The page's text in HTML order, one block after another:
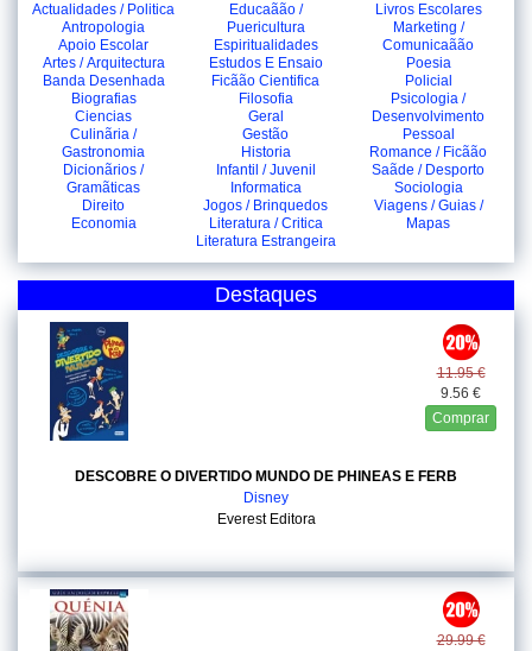
Actualidades / Politica
Antropologia
Apoio Escolar
Artes / Arquitectura
Banda Desenhada
Biografias
Ciencias
Culinãria /
Gastronomia
Dicionãrios /
Gramãticas
Direito
Economia
Educaãão /
Puericultura
Espiritualidades
Estudos E Ensaio
Ficãão Cientifica
Filosofia
Geral
Gestão
Historia
Infantil / Juvenil
Informatica
Jogos / Brinquedos
Literatura / Critica
Literatura Estrangeira
Livros Escolares
Marketing /
Comunicaãão
Poesia
Policial
Psicologia /
Desenvolvimento
Pessoal
Romance / Ficãão
Saãde / Desporto
Sociologia
Viagens / Guias /
Mapas
Destaques
11.95 €
9.56 €
Comprar
DESCOBRE O DIVERTIDO MUNDO DE PHINEAS E FERB
Disney
Everest Editora
29.99 €